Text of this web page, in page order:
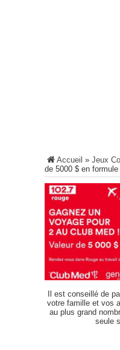
Accueil » Jeux
de 5000 $ en
Il est conseillé de
votre famille et vos
au plus grand
seule